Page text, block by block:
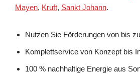
Mayen, Kruft, Sankt Johann.
Nutzen Sie Förderungen von bis
Komplettservice von Konzept bis
100 % nachhaltige Energie aus